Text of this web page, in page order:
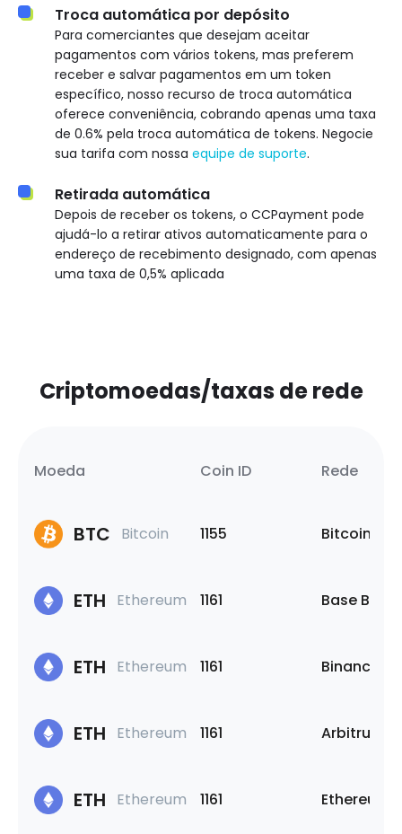
Troca automática por depósito
Para comerciantes que desejam aceitar
pagamentos com vários tokens, mas preferem
receber e salvar pagamentos em um token
específico, nosso recurso de troca automática
oferece conveniência, cobrando apenas uma taxa
de 0.6% pela troca automática de tokens. Negocie
sua tarifa com nossa equipe de suporte.
Retirada automática
Depois de receber os tokens, o CCPayment pode
ajudá-lo a retirar ativos automaticamente para o
endereço de recebimento designado, com apenas
uma taxa de 0,5% aplicada
Criptomoedas/taxas de rede
Moeda Coin ID Rede
BTC Bitcoin 1155 Bitcoin
ETH Ethereum 1161 Base
ETH Ethereum 1161 Binance
ETH Ethereum 1161 Arbitrum
ETH Ethereum 1161 Ethereum